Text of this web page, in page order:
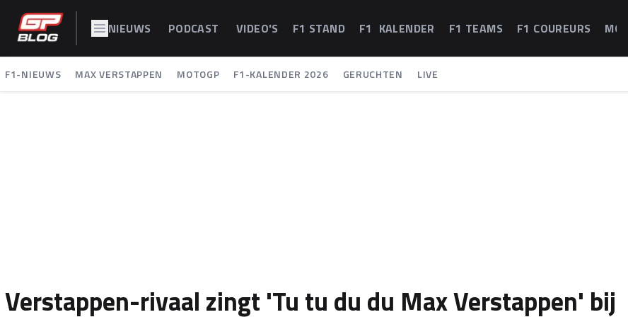
NIEUWS PODCAST VIDEO'S F1 STAND F1 KALENDER F1 TEAMS F1 COUREURS
F1-NIEUWS MAX VERSTAPPEN MOTOGP F1-KALENDER 2026 GERUCHTEN LIVE
Verstappen-rivaal zingt 'Tu tu du du Max Verstappen' bij